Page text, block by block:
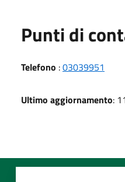
Punti di
Telefono :03039951
Ultimo aggiornamento: